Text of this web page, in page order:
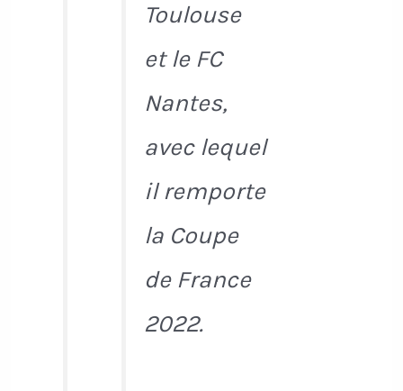
Toulouse
et le FC
Nantes,
avec lequel
il remporte
la Coupe
de France
2022.